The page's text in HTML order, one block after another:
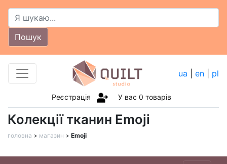
Пошук
ua en pl
Реєстрація У вас 0 товарів
Колекції тканин Emoji
головна > магазин > Emoji